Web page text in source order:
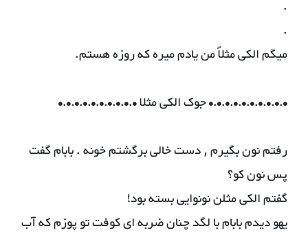
.
.
میگم الکی مثلاً من یادم میره که روزه هستم.
•.•.•.•.•.•.•.•.•.• جوک الکی مثلا •.•.•.•.•.•.•.•.•.•
رفتم نون بگیرم , دست خالی برگشتم خونه . بابام گفت
پس نون کو؟
گفتم الکی مثلن نونوایی بسته بود!
یهو دیدم بابام با لگد چنان ضربه ای کوفت تو پوزم که آب